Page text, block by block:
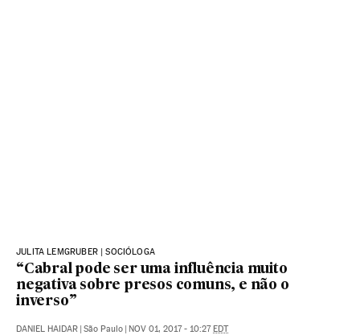
JULITA LEMGRUBER | SOCIÓLOGA
“Cabral pode ser uma influência muito
negativa sobre presos comuns, e não o
inverso”
DANIEL HAIDAR | São Paulo | NOV 01, 2017 - 10:27EDT